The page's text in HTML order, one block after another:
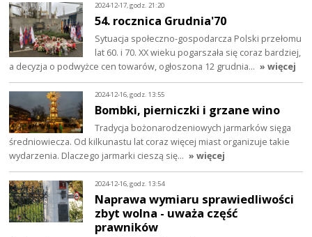
2024-12-17, godz. 21:20
54. rocznica Grudnia'70
Sytuacja społeczno-gospodarcza Polski przełomu
lat 60. i 70. XX wieku pogarszała się coraz bardziej,
a decyzja o podwyżce cen towarów, ogłoszona 12 grudnia… » więcej
2024-12-16, godz. 13:55
Bombki, pierniczki i grzane wino
Tradycja bożonarodzeniowych jarmarków sięga
średniowiecza. Od kilkunastu lat coraz więcej miast organizuje takie
wydarzenia. Dlaczego jarmarki cieszą się… » więcej
2024-12-16, godz. 13:54
Naprawa wymiaru sprawiedliwości
zbyt wolna - uważa część
prawników